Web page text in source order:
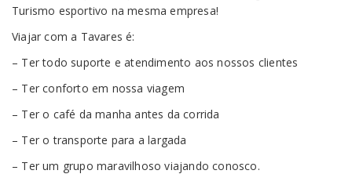
Turismo esportivo na mesma empresa!
Viajar com a Tavares é:
– Ter todo suporte e atendimento aos nossos clientes
– Ter conforto em nossa viagem
– Ter o café da manha antes da corrida
– Ter o transporte para a largada
– Ter um grupo maravilhoso viajando conosco.